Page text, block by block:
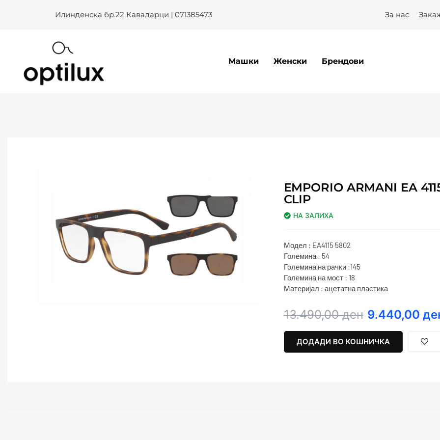
Илинденска бр.22 Кавадарци | 071385473 За нас
Машки Женски Брендови
EMPORIO ARMANI EA
CLIP
НА ЗАЛИХА
Модел : EA4115 5802
Големина : 54
Големина на рачки :145
Големина на мост : 18
Материјал : ацетатна пластика
13.490,00ден
Original
was:
13.490,00 ден.
9.440,00
Current
9.440,00 ден.
ДОДАДИ ВО КОШНИЧКА